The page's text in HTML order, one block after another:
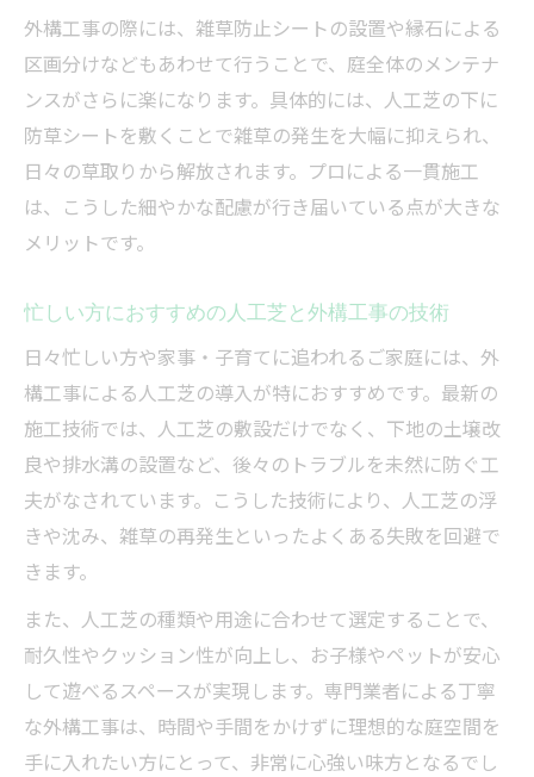
外構工事の際には、雑草防止シートの設置や縁石による
区画分けなどもあわせて行うことで、庭全体のメンテナ
ンスがさらに楽になります。具体的には、人工芝の下に
防草シートを敷くことで雑草の発生を大幅に抑えられ、
日々の草取りから解放されます。プロによる一貫施工
は、こうした細やかな配慮が行き届いている点が大きな
メリットです。
忙しい方におすすめの人工芝と外構工事の技術
日々忙しい方や家事・子育てに追われるご家庭には、外
構工事による人工芝の導入が特におすすめです。最新の
施工技術では、人工芝の敷設だけでなく、下地の土壌改
良や排水溝の設置など、後々のトラブルを未然に防ぐ工
夫がなされています。こうした技術により、人工芝の浮
きや沈み、雑草の再発生といったよくある失敗を回避で
きます。
また、人工芝の種類や用途に合わせて選定することで、
耐久性やクッション性が向上し、お子様やペットが安心
して遊べるスペースが実現します。専門業者による丁寧
な外構工事は、時間や手間をかけずに理想的な庭空間を
手に入れたい方にとって、非常に心強い味方となるでし